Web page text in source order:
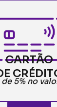
CARTÃO
5% no